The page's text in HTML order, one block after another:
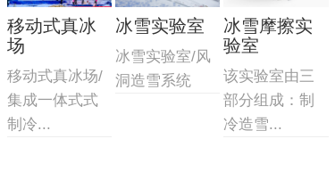
移动式真冰
场
移动式真冰场/
集成一体式式
制冷...
冰雪实验室
冰雪实验室/风
洞造雪系统
冰雪摩擦实
验室
该实验室由三
部分组成：制
冷造雪...